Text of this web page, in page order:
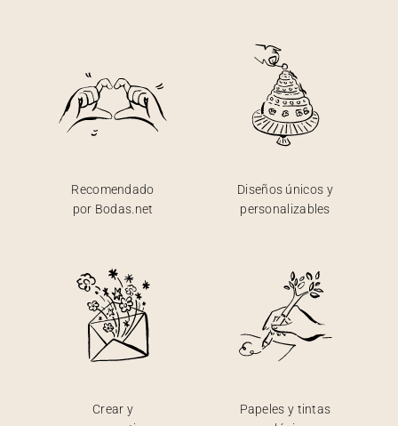
Recomendado
por Bodas.net
Diseños únicos y
personalizables
Crear y
Papeles y tintas